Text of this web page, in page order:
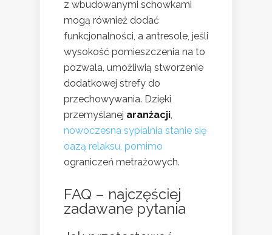
z wbudowanymi schowkami
mogą również dodać
funkcjonalności, a antresole, jeśli
wysokość pomieszczenia na to
pozwala, umożliwią stworzenie
dodatkowej strefy do
przechowywania. Dzięki
przemyślanej aranżacji,
nowoczesna sypialnia stanie się
oazą relaksu, pomimo
ograniczeń metrażowych.
FAQ – najczęściej
zadawane pytania